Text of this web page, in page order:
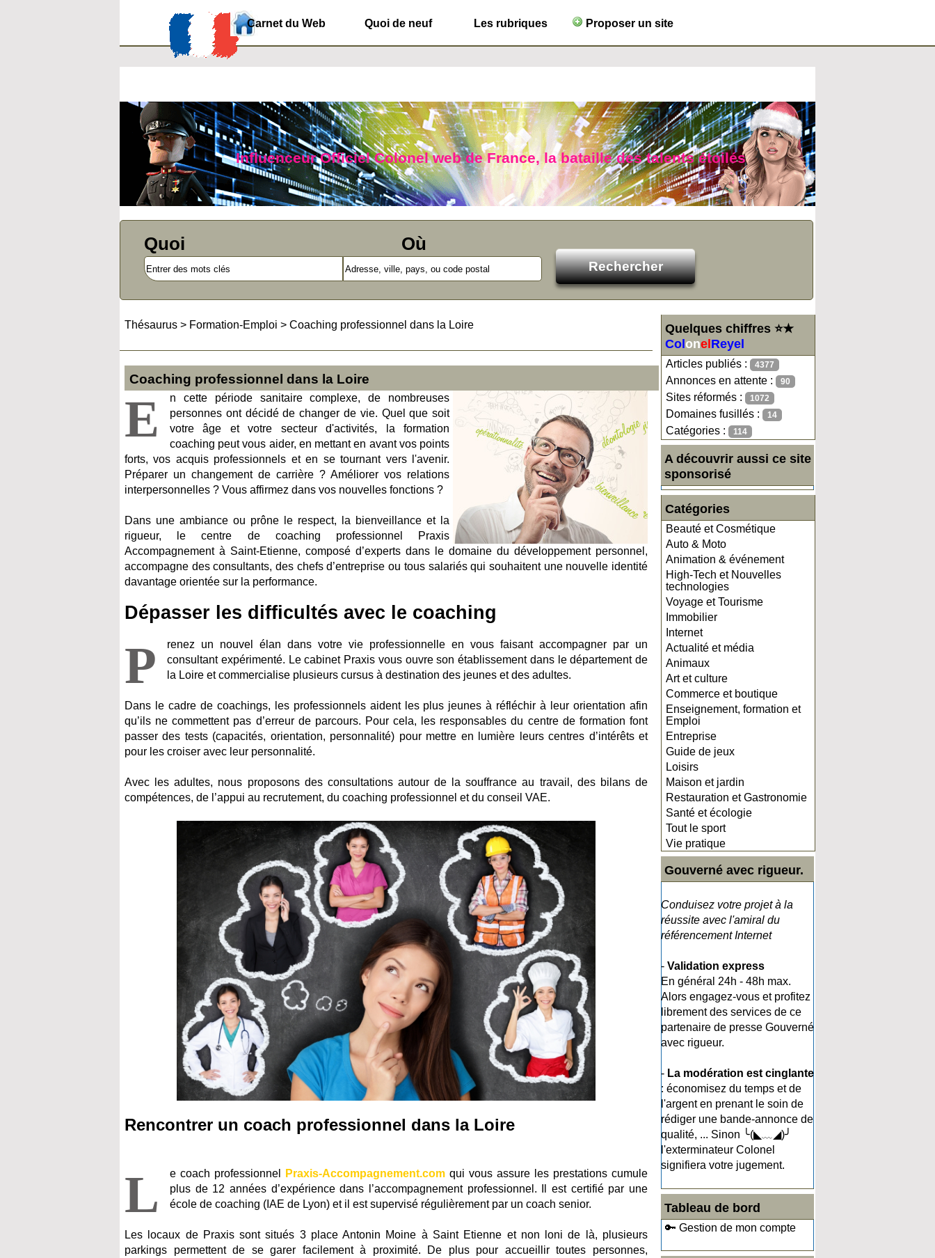
Carnet du Web Quoi de neuf Les rubriques Proposer un site
Influenceur Officiel Colonel web de France, la bataille des talents étoilés
Quoi Où
Quelques chiffres ⭐★
Col onel Reyel
Articles publiés : 4377
Annonces en attente : 90
Sites réformés : 1072
Domaines fusillés : 14
Catégories : 114
A découvrir aussi ce site
sponsorisé
Catégories
Beauté et Cosmétique
Auto & Moto
Animation & événement
High-Tech et Nouvelles
technologies
Voyage et Tourisme
Immobilier
Internet
Actualité et média
Animaux
Art et culture
Commerce et boutique
Enseignement, formation et
Emploi
Entreprise
Guide de jeux
Loisirs
Maison et jardin
Restauration et Gastronomie
Santé et écologie
Tout le sport
Vie pratique
Gouverné avec rigueur.
Conduisez votre projet à la
réussite avec l'amiral du
référencement Internet
- Validation express
En général 24h - 48h max.
Alors engagez-vous et profitez
librement des services de ce
partenaire de presse Gouverné
avec rigueur.
- La modération est cinglante
: économisez du temps et de
l'argent en prenant le soin de
rédiger une bande-annonce de
qualité, ... Sinon ╰(◣﹏◢)╯
l'exterminateur Colonel
signifiera votre jugement.
Tableau de bord
🔑 Gestion de mon compte
Thésaurus > Formation-Emploi > Coaching professionnel dans la Loire
Coaching professionnel dans la Loire
E
n cette période sanitaire complexe, de nombreuses
personnes ont décidé de changer de vie. Quel que soit
votre âge et votre secteur d'activités, la formation
coaching peut vous aider, en mettant en avant vos points
forts, vos acquis professionnels et en se tournant vers l'avenir.
Préparer un changement de carrière ? Améliorer vos relations
interpersonnelles ? Vous affirmez dans vos nouvelles fonctions ?
Dans une ambiance ou prône le respect, la bienveillance et la
rigueur, le centre de coaching professionnel Praxis
Accompagnement à Saint-Etienne, composé d’experts dans le domaine du développement personnel,
accompagne des consultants, des chefs d’entreprise ou tous salariés qui souhaitent une nouvelle identité
davantage orientée sur la performance.
Dépasser les difficultés avec le coaching
P
renez un nouvel élan dans votre vie professionnelle en vous faisant accompagner par un
consultant expérimenté. Le cabinet Praxis vous ouvre son établissement dans le département de
la Loire et commercialise plusieurs cursus à destination des jeunes et des adultes.
Dans le cadre de coachings, les professionnels aident les plus jeunes à réfléchir à leur orientation afin
qu’ils ne commettent pas d’erreur de parcours. Pour cela, les responsables du centre de formation font
passer des tests (capacités, orientation, personnalité) pour mettre en lumière leurs centres d’intérêts et
pour les croiser avec leur personnalité.
Avec les adultes, nous proposons des consultations autour de la souffrance au travail, des bilans de
compétences, de l’appui au recrutement, du coaching professionnel et du conseil VAE.
Rencontrer un coach professionnel dans la Loire
L e coach professionnel Praxis-Accompagnement.com qui vous assure les prestations cumule
plus de 12 années d’expérience dans l’accompagnement professionnel. Il est certifié par une
école de coaching (IAE de Lyon) et il est supervisé régulièrement par un coach senior.
Les locaux de Praxis sont situés 3 place Antonin Moine à Saint Etienne et non loni de là, plusieurs
parkings permettent de se garer facilement à proximité. De plus pour accueillir toutes personnes,